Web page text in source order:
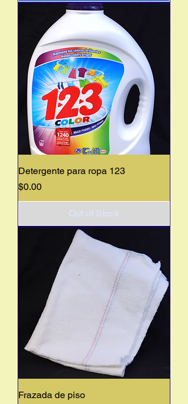
Detergente para ropa 123
Price
$0.00
Out of Stock
Frazada de piso